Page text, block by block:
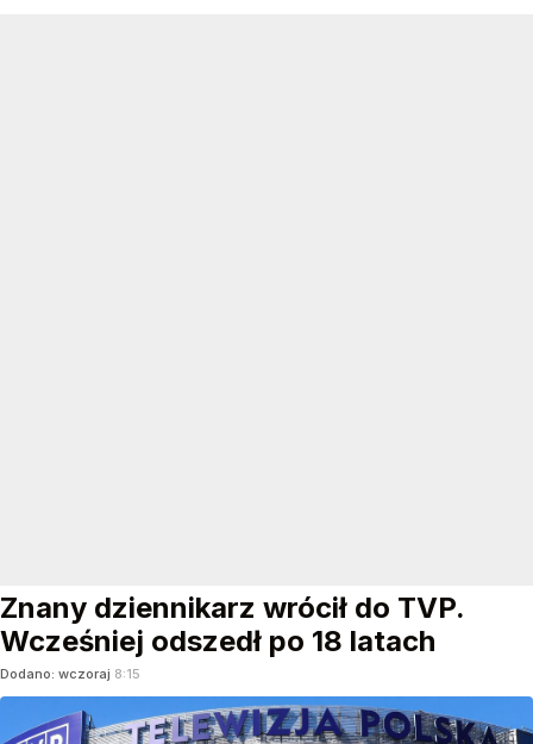
Znany dziennikarz wrócił do TVP.
Wcześniej odszedł po 18 latach
Dodano: wczoraj 8:15